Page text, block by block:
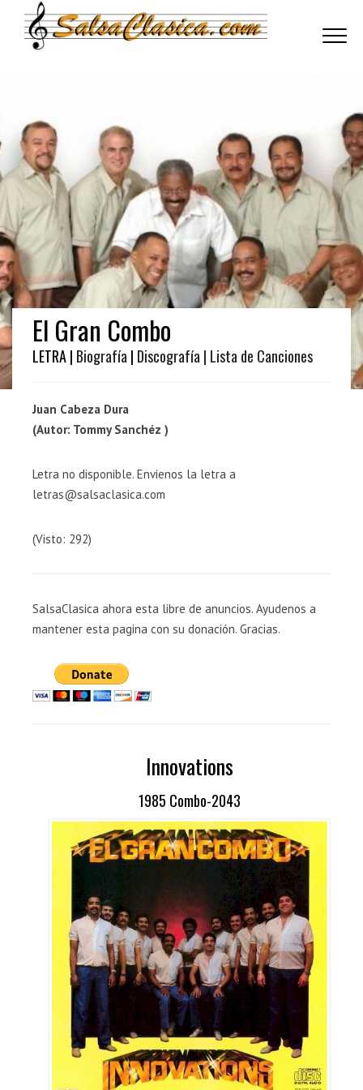
El Gran Combo
LETRA | Biografía | Discografía | Lista de Canciones
Juan Cabeza Dura
(Autor: Tommy Sanchéz )
Letra no disponible. Envienos la letra a
letras@salsaclasica.com
(Visto: 292)
SalsaClasica ahora esta libre de anuncios. Ayudenos a
mantener esta pagina con su donación. Gracias.
Innovations
1985 Combo-2043